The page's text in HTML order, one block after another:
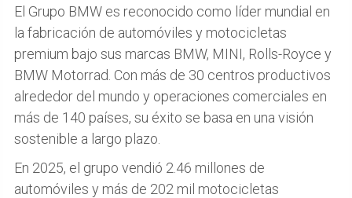
El Grupo BMW es reconocido como líder mundial en
la fabricación de automóviles y motocicletas
premium bajo sus marcas BMW, MINI, Rolls-Royce y
BMW Motorrad. Con más de 30 centros productivos
alrededor del mundo y operaciones comerciales en
más de 140 países, su éxito se basa en una visión
sostenible a largo plazo.
En 2025, el grupo vendió 2.46 millones de
automóviles y más de 202 mil motocicletas